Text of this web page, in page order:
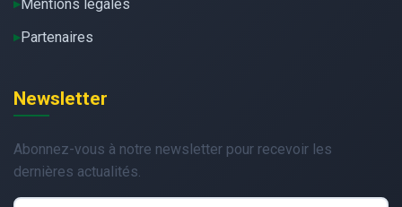
Mentions légales
Partenaires
Newsletter
Abonnez-vous à notre newsletter pour recevoir les
dernières actualités.